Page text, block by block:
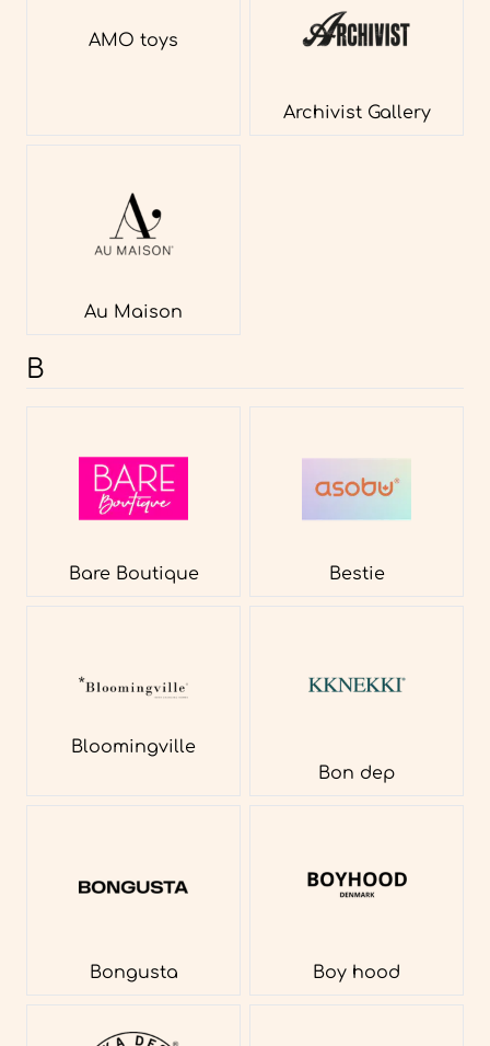
AMO toys
Archivist Gallery
Au Maison
B
Bare Boutique Bestie
Bloomingville
Bon dep
Bongusta Boy hood